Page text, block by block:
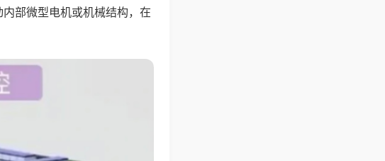
部微型电机或机械结构，在